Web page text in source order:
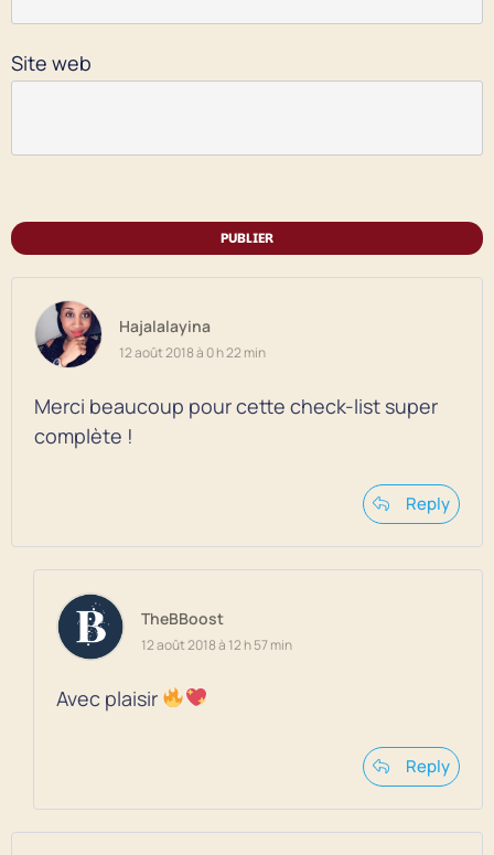
Site web
PUBLIER
Hajalalayina
12 août 2018 à 0 h 22 min
Merci beaucoup pour cette check-list super
complète !
Reply
TheBBoost
12 août 2018 à 12 h 57 min
Avec plaisir
Reply